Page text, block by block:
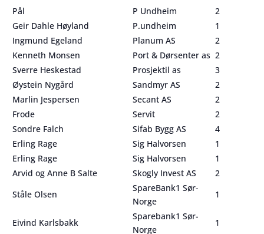
Pål
P Undheim
2
Geir Dahle Høyland
P.undheim
1
Ingmund Egeland
Planum AS
2
Kenneth Monsen
Port & Dørsenter as 2
Sverre Heskestad
Prosjektil as
3
Øystein Nygård
Sandmyr AS
2
Marlin Jespersen
Secant AS
2
Frode
Servit
2
Sondre Falch
Sifab Bygg AS
4
Erling Rage
Sig Halvorsen
1
Erling Rage
Sig Halvorsen
1
Arvid og Anne B Salte
Skogly Invest AS
2
Ståle Olsen
SpareBank1 Sør-
Norge
1
Eivind Karlsbakk
Sparebank1 Sør-
Norge
1